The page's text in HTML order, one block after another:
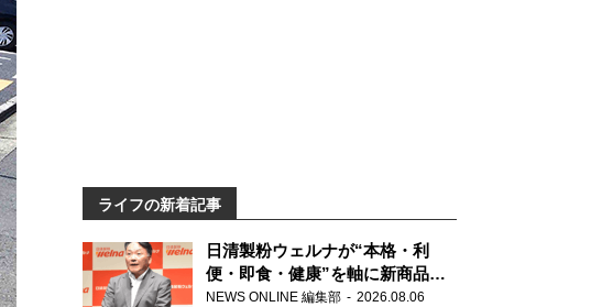
ライフの新着記事
日清製粉ウェルナが“本格・利
便・即食・健康”を軸に新商品を
展開 「マ・マー」「青の洞窟」
NEWS ONLINE 編集部 2026.08.06